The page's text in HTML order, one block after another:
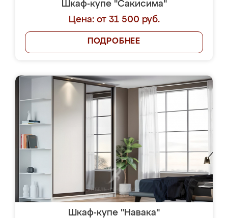
Шкаф-купе "Сакисима"
Цена: от 31 500 руб.
ПОДРОБНЕЕ
Шкаф-купе "Навака"